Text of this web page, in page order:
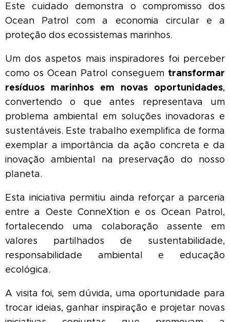
Este cuidado demonstra o compromisso dos
Ocean Patrol com a economia circular e a
proteção dos ecossistemas marinhos.
Um dos aspetos mais inspiradores foi perceber
como os Ocean Patrol conseguem transformar
resíduos marinhos em novas oportunidades,
convertendo o que antes representava um
problema ambiental em soluções inovadoras e
sustentáveis. Este trabalho exemplifica de forma
exemplar a importância da ação concreta e da
inovação ambiental na preservação do nosso
planeta.
Esta iniciativa permitiu ainda reforçar a parceria
entre a Oeste ConneXtion e os Ocean Patrol,
fortalecendo uma colaboração assente em
valores partilhados de sustentabilidade,
responsabilidade ambiental e educação
ecológica.
A visita foi, sem dúvida, uma oportunidade para
trocar ideias, ganhar inspiração e projetar novas